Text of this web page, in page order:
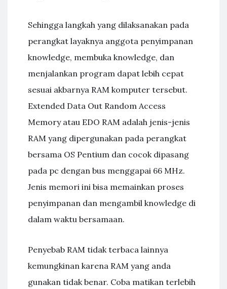
Sehingga langkah yang dilaksanakan pada
perangkat layaknya anggota penyimpanan
knowledge, membuka knowledge, dan
menjalankan program dapat lebih cepat
sesuai akbarnya RAM komputer tersebut.
Extended Data Out Random Access
Memory atau EDO RAM adalah jenis-jenis
RAM yang dipergunakan pada perangkat
bersama OS Pentium dan cocok dipasang
pada pc dengan bus menggapai 66 MHz.
Jenis memori ini bisa memainkan proses
penyimpanan dan mengambil knowledge di
dalam waktu bersamaan.
Penyebab RAM tidak terbaca lainnya
kemungkinan karena RAM yang anda
gunakan tidak benar. Coba matikan terlebih